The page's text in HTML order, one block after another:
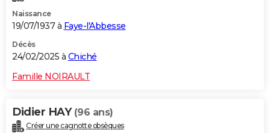
Naissance
19/07/1937 à Faye-l'Abbesse
Décès
24/02/2025 à Chiché
Famille NOIRAULT
Didier HAY (96 ans)
Créer une cagnotte obsèques